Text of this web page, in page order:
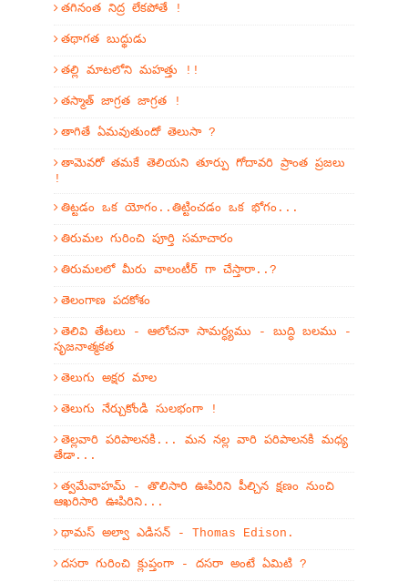
తగినంత నిద్ర లేకపోతే !
తథాగత బుద్థుడు
తల్లి మాటలోని మహత్తు !!
తస్మాత్ జాగ్రత జాగ్రత !
తాగితే ఏమవుతుందో తెలుసా ?
తామెవరో తమకే తెలియని తూర్పు గోదావరి ప్రాంత ప్రజలు
!
తిట్టడం ఒక యోగం..తిట్టించడం ఒక భోగం...
తిరుమల గురించి పూర్తి సమాచారం
తిరుమలలో మీరు వాలంటీర్ గా చేస్తారా..?
తెలంగాణ పదకోశం
తెలివి తేటలు - ఆలోచనా సామర్ధ్యము - బుద్ధి బలము -
సృజనాత్మకత
తెలుగు అక్షర మాల
తెలుగు నేర్చుకోండి సులభంగా !
తెల్లవారి పరిపాలనకి... మన నల్ల వారి పరిపాలనకి మధ్య
తేడా...
త్వమేవాహమ్‌ - తొలిసారి ఊపిరిని పీల్చిన క్షణం నుంచి
ఆఖరిసారి ఊపిరిని...
థామస్ అల్వా ఎడిసన్ - Thomas Edison.
దసరా గురించి క్లుప్తంగా - దసరా అంటే ఏమిటి ?